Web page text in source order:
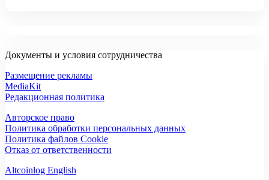
Документы и условия сотрудничества
Размещение рекламы
MediaKit
Редакционная политика
Авторское право
Политика обработки персональных данных
Политика файлов Cookie
Отказ от ответственности
Altcoinlog English